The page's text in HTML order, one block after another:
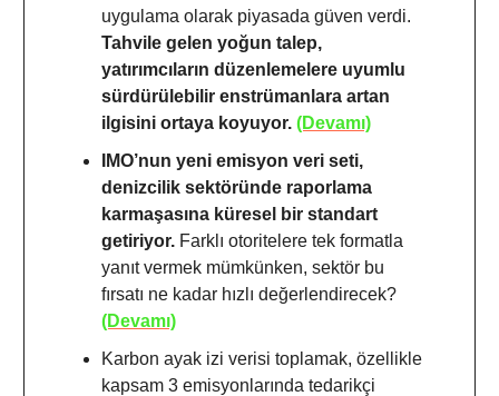
uygulama olarak piyasada güven verdi.
Tahvile gelen yoğun talep,
yatırımcıların düzenlemelere uyumlu
sürdürülebilir enstrümanlara artan
ilgisini ortaya koyuyor. (Devamı)
IMO’nun yeni emisyon veri seti,
denizcilik sektöründe raporlama
karmaşasına küresel bir standart
getiriyor. Farklı otoritelere tek formatla
yanıt vermek mümkünken, sektör bu
fırsatı ne kadar hızlı değerlendirecek?
(Devamı)
Karbon ayak izi verisi toplamak, özellikle
kapsam 3 emisyonlarında tedarikçi